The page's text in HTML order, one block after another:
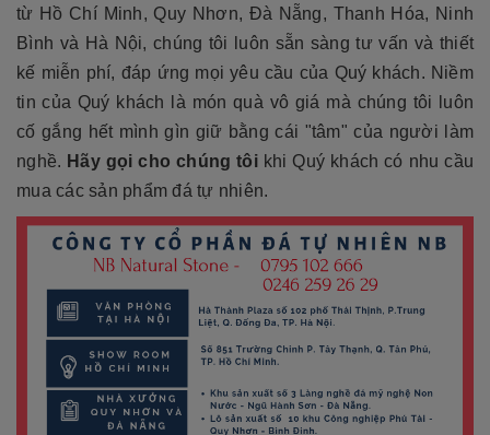
từ Hồ Chí Minh, Quy Nhơn, Đà Nẵng, Thanh Hóa, Ninh
Bình và Hà Nội, chúng tôi luôn sẵn sàng tư vấn và thiết
kế miễn phí, đáp ứng mọi yêu cầu của Quý khách. Niềm
tin của Quý khách là món quà vô giá mà chúng tôi luôn
cố gắng hết mình gìn giữ bằng cái "tâm" của người làm
nghề. Hãy gọi cho chúng tôikhi Quý khách có nhu cầu
mua các sản phẩm đá tự nhiên.